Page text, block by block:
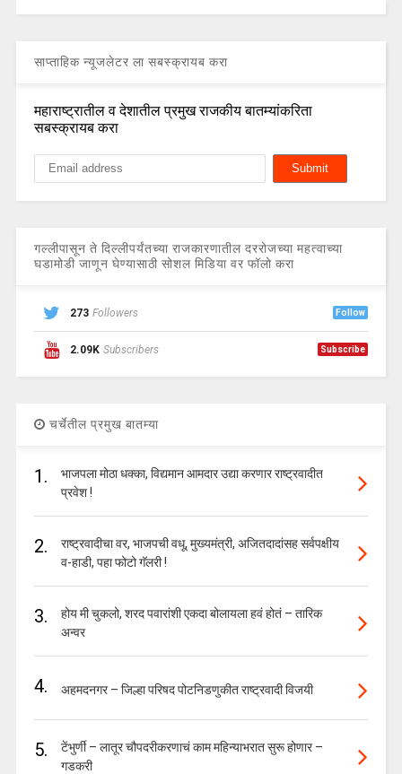
साप्ताहिक न्यूजलेटर ला सबस्क्रायब करा
महाराष्ट्रातील व देशातील प्रमुख राजकीय बातम्यांकरिता
सबस्क्रायब करा
गल्लीपासून ते दिल्लीपर्यंतच्या राजकारणातील दररोजच्या महत्वाच्या
घडामोडी जाणून घेण्यासाठी सोशल मिडिया वर फॉलो करा
273 Followers Follow
2.09K Subscribers Subscribe
चर्चेतील प्रमुख बातम्या
1.
भाजपला मोठा धक्का, विद्यमान आमदार उद्या करणार राष्ट्रवादीत
प्रवेश !
2.
राष्ट्रवादीचा वर, भाजपची वधू, मुख्यमंत्री, अजितदादांसह सर्वपक्षीय
व-हाडी, पहा फोटो गॅलरी !
3.
होय मी चुकलो, शरद पवारांशी एकदा बोलायला हवं होतं – तारिक
अन्वर
4. अहमदनगर – जिल्हा परिषद पोटनिडणुकीत राष्ट्रवादी विजयी
5.
टेंभुर्णी – लातूर चौपदरीकरणाचं काम महिन्याभरात सुरू होणार –
गडकरी